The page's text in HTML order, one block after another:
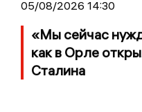
05/08/2026 14:30
«Мы сейчас
как в Орле
Сталина